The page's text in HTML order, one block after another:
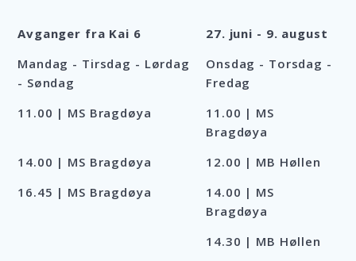
Avganger fra Kai 6
27. juni - 9. august
Mandag - Tirsdag - Lørdag
- Søndag
Onsdag - Torsdag -
Fredag
11.00 | MS Bragdøya
11.00 | MS
Bragdøya
14.00 | MS Bragdøya
12.00 | MB Høllen
16.45 | MS Bragdøya
14.00 | MS
Bragdøya
14.30 | MB Høllen